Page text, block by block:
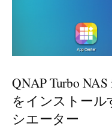
QNAP Turbo
をインストール
シエーター